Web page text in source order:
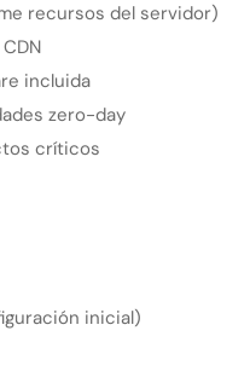
recursos del servidor)
incluida
zero-day
críticos
inicial)